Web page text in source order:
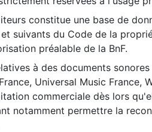
constitue une base de
suivants du Code de la
préalable de la BnF.
à des documents
Universal Music France,
commerciale dès lors
notamment permettre la